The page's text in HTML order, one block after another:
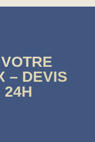
– DEVIS
24H